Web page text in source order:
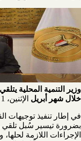
وزير التنمية المحلية
خلال شهر أبريل الإثنين، 1 مايو 2023
في إطار تنفيذ توجيهات
بضرورة تيسير سُبل
الإجراءات اللازمة